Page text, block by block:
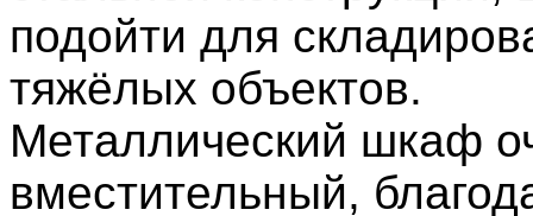
подойти для
тяжёлых объектов.
Металлический шкаф
вместительный,